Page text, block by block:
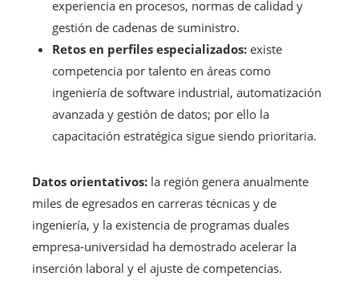
experiencia en procesos, normas de calidad y
gestión de cadenas de suministro.
Retos en perfiles especializados: existe
competencia por talento en áreas como
ingeniería de software industrial, automatización
avanzada y gestión de datos; por ello la
capacitación estratégica sigue siendo prioritaria.
Datos orientativos: la región genera anualmente
miles de egresados en carreras técnicas y de
ingeniería, y la existencia de programas duales
empresa-universidad ha demostrado acelerar la
inserción laboral y el ajuste de competencias.